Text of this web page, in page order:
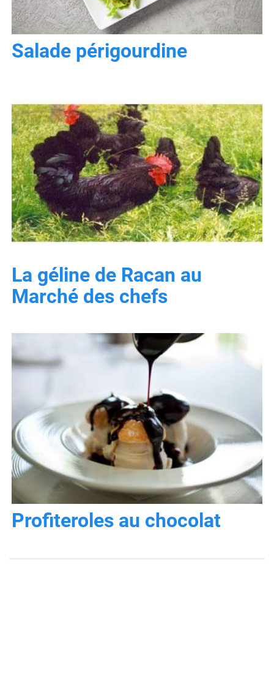
Salade périgourdine
La géline de Racan au
Marché des chefs
Profiteroles au chocolat